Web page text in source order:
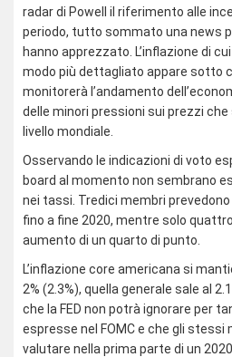
radar di Powell il riferimento alle
periodo, tutto sommato una news
hanno apprezzato. L’inflazione di
modo più dettagliato appare sotto
monitorerà l’andamento
delle minori pressioni sui prezzi
livello mondiale.
Osservando le indicazioni di voto
board al momento non sembrano
nei tassi. Tredici membri
fino a fine 2020, mentre solo
aumento di un quarto di punto.
L’inflazione core americana si
2% (2.3%), quella generale sale al
che la FED non potrà ignorare per
espresse nel FOMC e che gli
valutare nella prima parte di un